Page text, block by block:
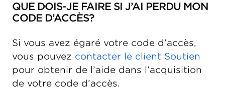
QUE DOIS-JE FAIRE SI J’AI PERDU MON
CODE D’ACCÈS?
Si vous avez égaré votre code d’accès,
vous pouvez contacter le client Soutien
pour obtenir de l’aide dans l’acquisition
de votre code d’accès.